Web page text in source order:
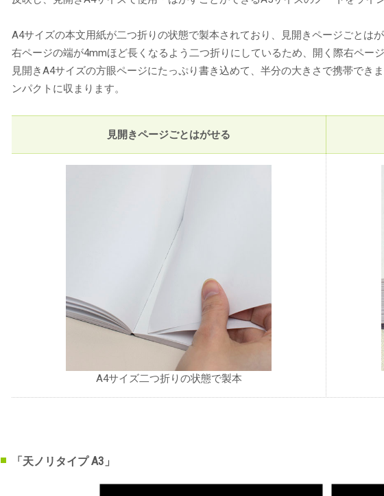
A4サイズの本文用紙が二つ折りの状態で製本されており、見開きページごとは
右ページの端が4mmほど長くなるよう二つ折りにしているため、開く際右ペー
見開きA4サイズの方眼ページにたっぷり書き込めて、半分の大きさで携帯でき
ンパクトに収まります。
見開きページごとはがせる
A4サイズ二つ折りの状態で製本
「天ノリタイプ A3」